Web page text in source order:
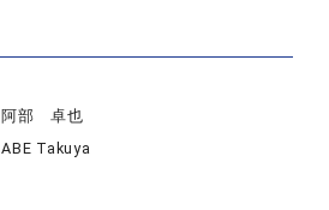
阿部 卓也
ABE Takuya